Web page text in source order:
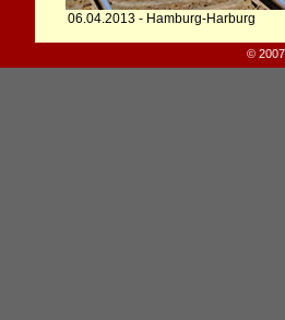
06.04.2013 - Hamburg-Harburg
©